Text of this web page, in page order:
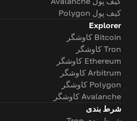
کیف پول Polygon
Explorer
Bitcoin کاوشگر
Tron کاوشگر
Ethereum کاوشگر
Arbitrum کاوشگر
Polygon کاوشگر
Avalanche کاوشگر
شرط بندی